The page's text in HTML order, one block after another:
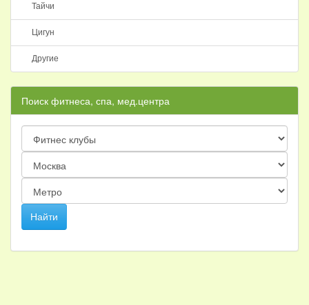
Тайчи
Цигун
Другие
Поиск фитнеса, спа, мед.центра